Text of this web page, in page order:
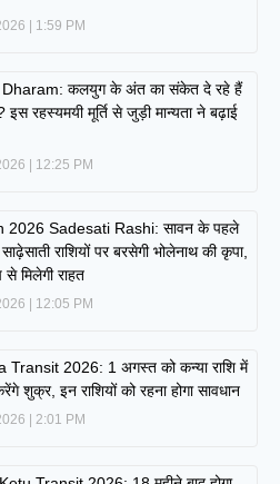
1:59 PM
Dharam: कलयुग के अंत का संकेत दे रहे हैं
इस रहस्यमयी मूर्ति से जुड़ी मान्यता ने बढ़ाई
12:25 PM
2026 Sadesati Rashi: सावन के पहले
राशियों पर बरसेगी भोलेनाथ की कृपा,
से मिलेगी राहत
12:05 PM
Transit 2026: 1 अगस्त को कन्या राशि में
शुक्र, इन राशियों को रहना होगा सावधान
2:01 PM